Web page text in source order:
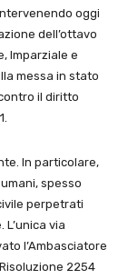
oggi
dell’ottavo
Imparziale e
messa in stato
il diritto
In particolare,
spesso
perpetrati
via
l’Ambasciatore
2254